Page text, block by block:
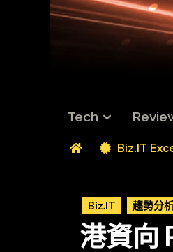
Tech
Biz.IT
Biz.IT 趨勢分
港資向